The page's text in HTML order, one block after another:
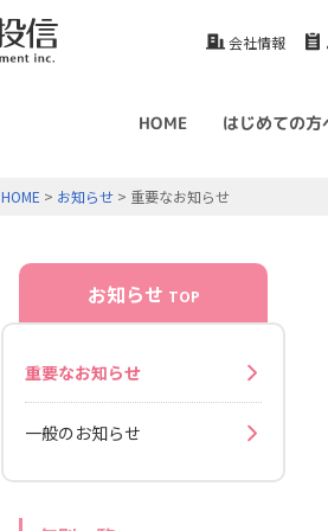
会社情報
HOME はじめての方
HOME > お知らせ > 重要なお知らせ
お知らせ TOP
重要なお知らせ
一般のお知らせ